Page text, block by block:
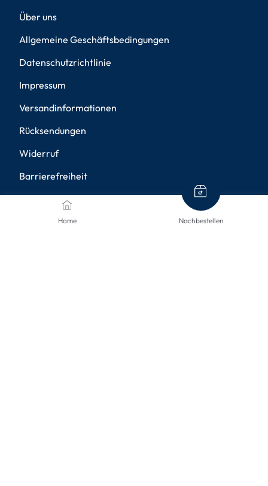
Home Nachbestellen
Über uns
Allgemeine Geschäftsbedingungen
Datenschutzrichtlinie
Impressum
Versandinformationen
Rücksendungen
Widerruf
Barrierefreiheit
Privatsphäre-Einstellungen